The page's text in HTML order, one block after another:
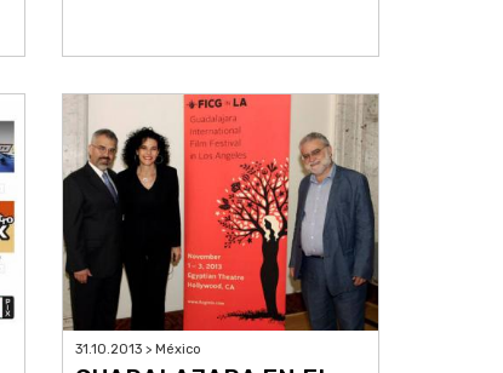
31.10.2013 > México